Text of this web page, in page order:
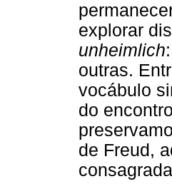
explorar
unheimlich
outras.
vocábulo
do
de Freud,